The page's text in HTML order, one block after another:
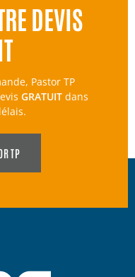
DEVIS
Pastor TP
GRATUIT dans
TP